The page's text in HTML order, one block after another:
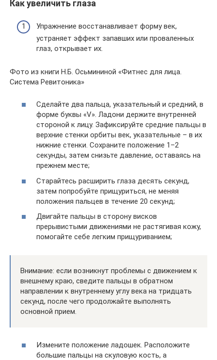
Как увеличить глаза
Упражнение восстанавливает форму век,
устраняет эффект запавших или проваленных
глаз, открывает их.
Фото из книги Н.Б. Осьмининой «Фитнес для лица.
Система Ревитоника»
Сделайте два пальца, указательный и средний, в
форме буквы «V». Ладони держите внутренней
стороной к лицу. Зафиксируйте средние пальцы в
верхние стенки орбиты век, указательные – в их
нижние стенки. Сохраните положение 1–2
секунды, затем снизьте давление, оставаясь на
прежнем месте;
Старайтесь расширить глаза десять секунд,
затем попробуйте прищуриться, не меняя
положения пальцев в течение 20 секунд;
Двигайте пальцы в сторону висков
прерывистыми движениями не растягивая кожу,
помогайте себе легким прищуриванием;
Внимание: если возникнут проблемы с движением к
внешнему краю, сведите пальцы в обратном
направлении к внутреннему углу века на тридцать
секунд, после чего продолжайте выполнять
основной прием.
Измените положение ладошек. Расположите
большие пальцы на скуловую кость, а